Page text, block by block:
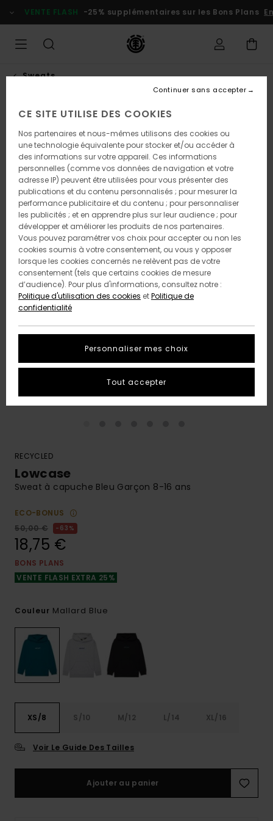
l'information
VENTE FLASH -25% supplémentaires sur les Bons Plans En
Sweats
RECYCLED
Lowcase
Sweat à capuche Bleu Garçon 8-16 ans
ECO-BONUS
50,00 €
63%
18,75 €
BONS PLANS
VENTE FLASH EXTRA 25%
Couleur Mallard Blue
XS/8 S/10 M/12 L/14 XL/16
Voir Le Guide Des Tailles
Ajouter au panier
CE SITE UTILISE DES COOKIES
Nos partenaires et nous-mêmes utilisons des cookies ou
une technologie équivalente pour stocker et/ou accéder à
des informations sur votre appareil. Ces informations
personnelles (comme vos données de navigation et votre
adresse IP) peuvent être utilisées pour vous présenter des
publications et du contenu personnalisés ; pour mesurer la
performance publicitaire et du contenu ; pour personnaliser
les publicités ; et en apprendre plus sur leur audience ; pour
développer et améliorer les produits de nos partenaires.
Vous pouvez paramétrer vos choix pour accepter ou non les
cookies soumis à votre consentement, ou vous y opposer
lorsque les cookies concernés ne relèvent pas de votre
consentement (tels que certains cookies de mesure
d’audience). Pour plus d'informations, consultez notre :
Politique d'utilisation des cookies etPolitique de
confidentialité
Personnaliser mes choix
Continuer sans accepter
Tout accepter